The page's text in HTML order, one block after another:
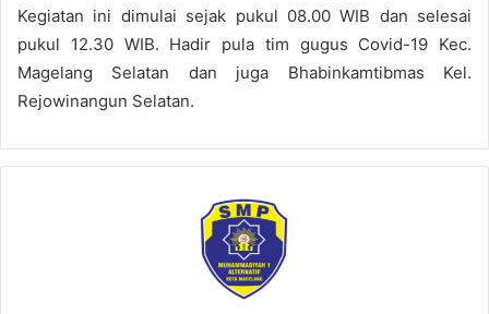
Kegiatan ini dimulai sejak pukul 08.00 WIB dan selesai
pukul 12.30 WIB. Hadir pula tim gugus Covid-19 Kec.
Magelang Selatan dan juga Bhabinkamtibmas Kel.
Rejowinangun Selatan.